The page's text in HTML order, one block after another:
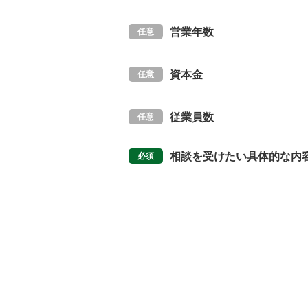
営業年数
資本金
従業員数
相談を受けたい具体的な内